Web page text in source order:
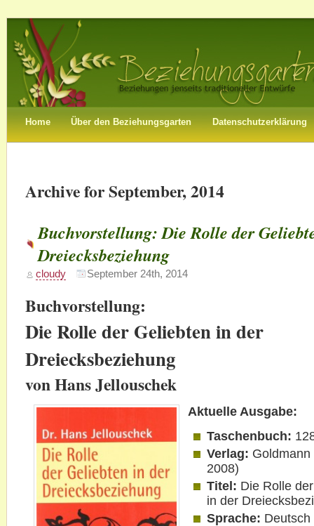
Home Über den Beziehungsgarten Datenschutzerklärung
Archive for September, 2014
Buchvorstellung: Die Rolle der
Dreiecksbeziehung
cloudy September 24th, 2014
Buchvorstellung:
Die Rolle der Geliebten in der
Dreiecksbeziehung
von Hans Jellouschek
Aktuelle Ausgabe:
Taschenbuch:
Verlag:
2008)
Titel: Die Rolle
in der
Sprache: Deutsch